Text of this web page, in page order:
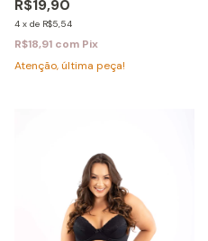
R$19,90
4 x de R$5,54
R$18,91 com Pix
Atenção, última peça!